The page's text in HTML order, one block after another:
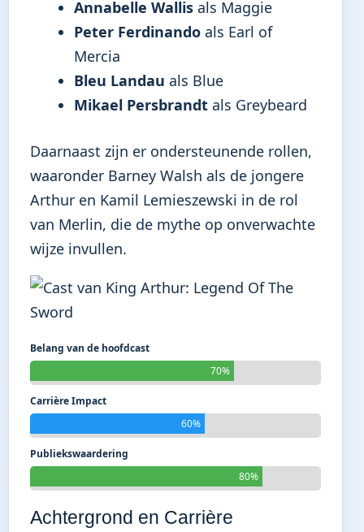
Annabelle Wallis als Maggie
Peter Ferdinando als Earl of
Mercia
Bleu Landau als Blue
Mikael Persbrandt als Greybeard
Daarnaast zijn er ondersteunende rollen,
waaronder Barney Walsh als de jongere
Arthur en Kamil Lemieszewski in de rol
van Merlin, die de mythe op onverwachte
wijze invullen.
Belang van de hoofdcast
70%
Carrière Impact
60%
Publiekswaardering
80%
Achtergrond en Carrière